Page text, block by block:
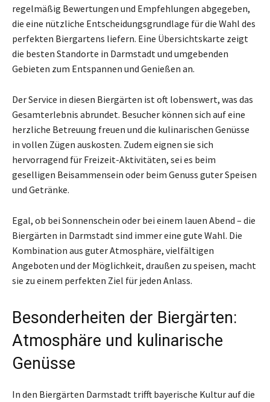
regelmäßig Bewertungen und Empfehlungen abgegeben,
die eine nützliche Entscheidungsgrundlage für die Wahl des
perfekten Biergartens liefern. Eine Übersichtskarte zeigt
die besten Standorte in Darmstadt und umgebenden
Gebieten zum Entspannen und Genießen an.
Der Service in diesen Biergärten ist oft lobenswert, was das
Gesamterlebnis abrundet. Besucher können sich auf eine
herzliche Betreuung freuen und die kulinarischen Genüsse
in vollen Zügen auskosten. Zudem eignen sie sich
hervorragend für Freizeit-Aktivitäten, sei es beim
geselligen Beisammensein oder beim Genuss guter Speisen
und Getränke.
Egal, ob bei Sonnenschein oder bei einem lauen Abend – die
Biergärten in Darmstadt sind immer eine gute Wahl. Die
Kombination aus guter Atmosphäre, vielfältigen
Angeboten und der Möglichkeit, draußen zu speisen, macht
sie zu einem perfekten Ziel für jeden Anlass.
Besonderheiten der Biergärten:
Atmosphäre und kulinarische
Genüsse
In den Biergärten Darmstadt trifft bayerische Kultur auf die